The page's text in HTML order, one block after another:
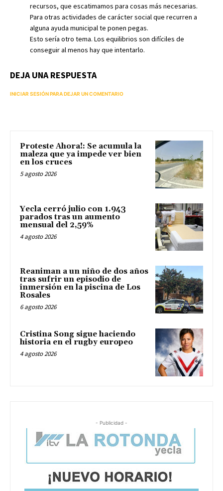
recursos, que escatimamos para cosas más necesarias.
Para otras actividades de carácter social que recurren a
alguna ayuda municipal te ponen pegas.
Esto sería otro tema. Los equilibrios son difíciles de
conseguir al menos hay que intentarlo.
DEJA UNA RESPUESTA
INICIAR SESIÓN PARA DEJAR UN COMENTARIO
Proteste Ahora!: Se acumula la
maleza que ya impede ver bien
en los cruces
5 agosto 2026
Yecla cerró julio con 1.943
parados tras un aumento
mensual del 2,59%
4 agosto 2026
Reaniman a un niño de dos años
tras sufrir un episodio de
inmersión en la piscina de Los
Rosales
6 agosto 2026
Cristina Song sigue haciendo
historia en el rugby europeo
4 agosto 2026
- Publicidad -